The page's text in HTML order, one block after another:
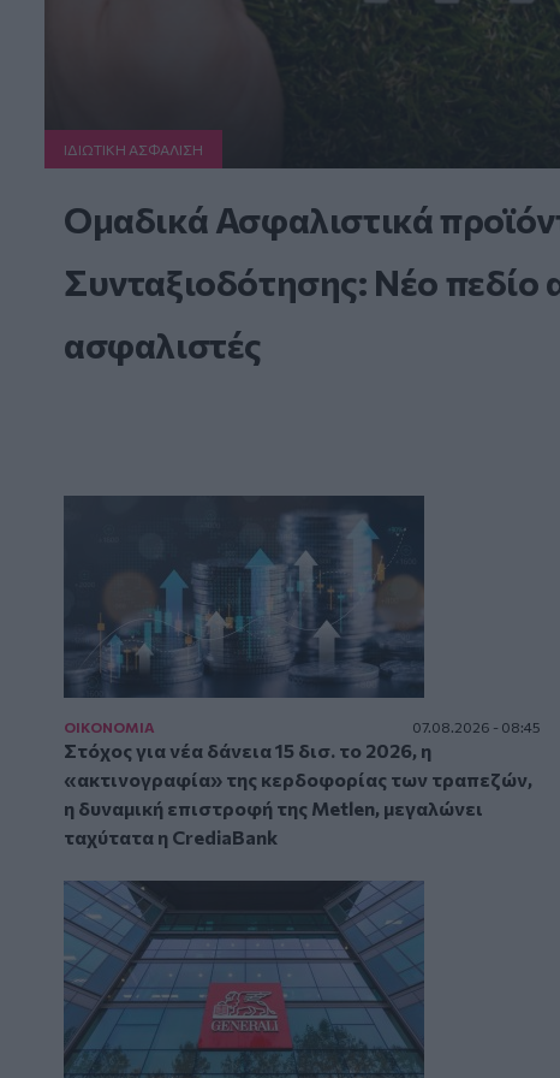
ΙΔΙΩΤΙΚΗ ΑΣΦAΛΙΣΗ
Ομαδικά Ασφαλιστικά
Συνταξιοδότησης: Νέο πεδίο
ασφαλιστές
ΟΙΚΟΝΟΜΙΑ 07.08.2026 - 08:45
Στόχος για νέα δάνεια 15 δισ. το 2026, η
«ακτινογραφία» της κερδοφορίας των τραπεζών,
η δυναμική επιστροφή της Metlen, μεγαλώνει
ταχύτατα η CrediaBank